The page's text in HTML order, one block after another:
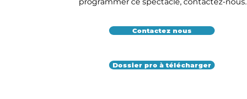
Contactez nous
Dossier pro à télécharger